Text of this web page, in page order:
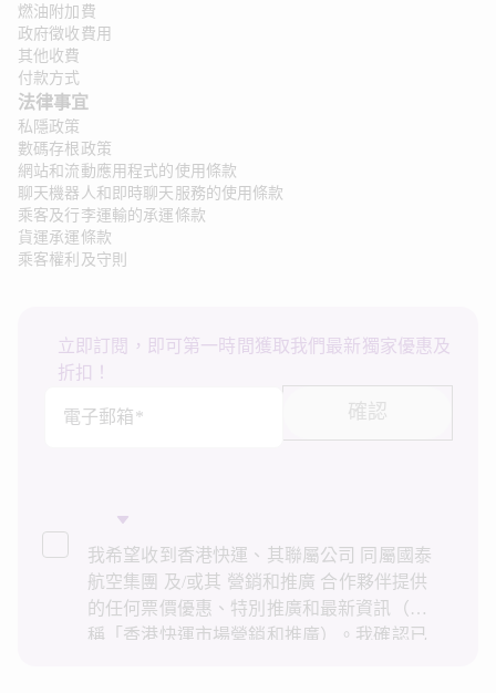
燃油附加費
政府徵收費用
其他收費
付款方式
法律事宜
私隱政策
數碼存根政策
網站和流動應用程式的使用條款
聊天機器人和即時聊天服務的使用條款
乘客及行李運輸的承運條款
貨運承運條款
乘客權利及守則
立即訂閱，即可第一時間獲取我們最新獨家優惠及
折扣！
電子郵箱*
確認
我希望收到香港快運、其聯屬公司 同屬國泰
航空集團 及/或其 營銷和推廣 合作夥伴提供
的任何票價優惠、特別推廣和最新資訊（統
稱「香港快運市場營銷和推廣）。我確認已